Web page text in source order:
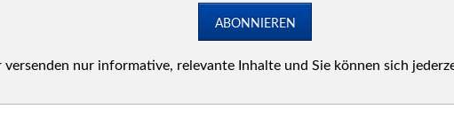
ABONNIEREN
versenden nur informative, relevante Inhalte und Sie können sich